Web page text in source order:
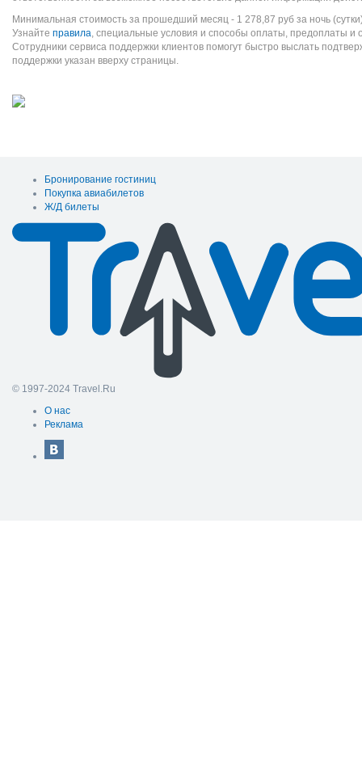
Минимальная стоимость за прошедший месяц - 1 278,87 руб за ночь
Узнайте правила, специальные условия и способы оплаты, предоплаты и
Сотрудники сервиса поддержки клиентов помогут быстро выслать
поддержки указан вверху страницы.
Бронирование гостиниц
Покупка авиабилетов
Ж/Д билеты
© 1997-2024 Travel.Ru
О нас
Реклама